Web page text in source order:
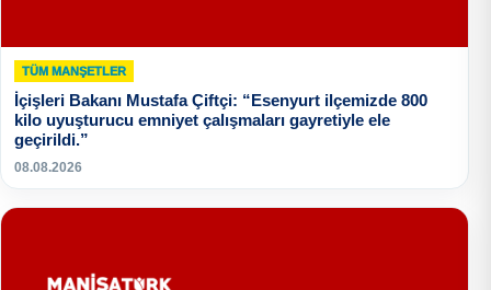
TÜM MANŞETLER
İçişleri Bakanı Mustafa Çiftçi: “Esenyurt ilçemizde 800
kilo uyuşturucu emniyet çalışmaları gayretiyle ele
geçirildi.”
08.08.2026